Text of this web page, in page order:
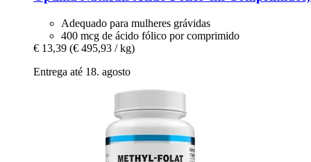
Adequado para mulheres grávidas
400 mcg de ácido fólico por comprimido
€ 13,39 (€ 495,93 / kg)
Entrega até 18. agosto